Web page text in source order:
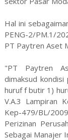
Hal ini
PENG-2/PM.1/
PT Paytren Aset
"PT Paytren
dimaksud
huruf f butir 1)
V.A.3 Lampiran
Kep-479/BL/
Perizinan
Sebagai Manajer